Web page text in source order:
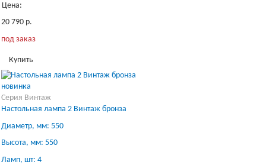
Цена:
20 790 р.
под заказ
Купить
новинка
Серия Винтаж
Настольная лампа 2 Винтаж бронза
Диаметр, мм: 550
Высота, мм: 550
Ламп, шт: 4